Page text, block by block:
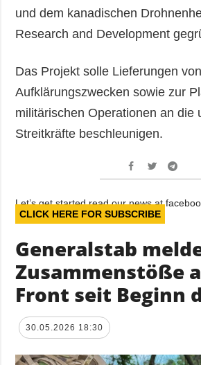
und dem kanadischen
Research and Development
Das Projekt solle Lieferungen
Aufklärungszwecken sowie zur
militärischen Operationen an die
Streitkräfte beschleunigen.
Let’s get started read our news at
CLICK HERE FOR SUBSCRIBE
Generalstab
Zusammenstöße
Front seit Beginn
30.05.2026 18:30